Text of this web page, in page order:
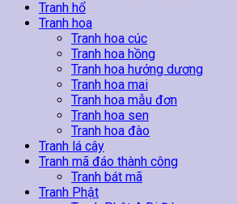
Tranh hổ
Tranh hoa
Tranh hoa cúc
Tranh hoa hồng
Tranh hoa hướng dương
Tranh hoa mai
Tranh hoa mẫu đơn
Tranh hoa sen
Tranh hoa đào
Tranh lá cây
Tranh mã đáo thành công
Tranh bát mã
Tranh Phật